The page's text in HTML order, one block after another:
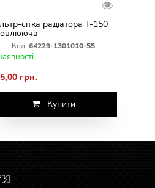
сітка радіатора Т-150
Код: 64229-1301010-55
грн.
Купити